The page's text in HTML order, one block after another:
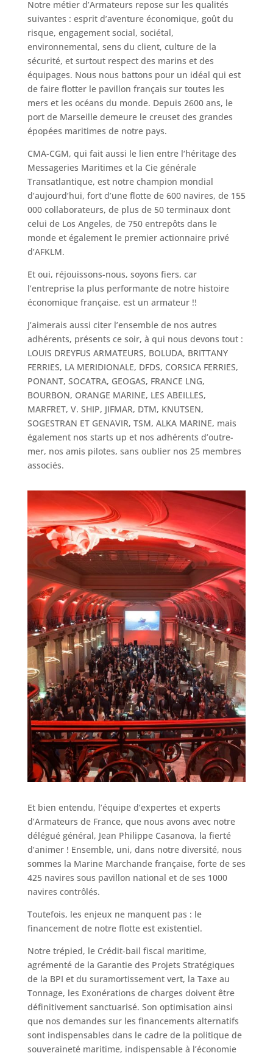
Notre métier d’Armateurs repose sur les qualités
suivantes : esprit d’aventure économique, goût du
risque, engagement social, sociétal,
environnemental, sens du client, culture de la
sécurité, et surtout respect des marins et des
équipages. Nous nous battons pour un idéal qui est
de faire flotter le pavillon français sur toutes les
mers et les océans du monde. Depuis 2600 ans, le
port de Marseille demeure le creuset des grandes
épopées maritimes de notre pays.
CMA-CGM, qui fait aussi le lien entre l‘héritage des
Messageries Maritimes et la Cie générale
Transatlantique, est notre champion mondial
d’aujourd’hui, fort d’une flotte de 600 navires, de 155
000 collaborateurs, de plus de 50 terminaux dont
celui de Los Angeles, de 750 entrepôts dans le
monde et également le premier actionnaire privé
d’AFKLM.
Et oui, réjouissons-nous, soyons fiers, car
l’entreprise la plus performante de notre histoire
économique française, est un armateur !!
J’aimerais aussi citer l’ensemble de nos autres
adhérents, présents ce soir, à qui nous devons tout :
LOUIS DREYFUS ARMATEURS, BOLUDA, BRITTANY
FERRIES, LA MERIDIONALE, DFDS, CORSICA FERRIES,
PONANT, SOCATRA, GEOGAS, FRANCE LNG,
BOURBON, ORANGE MARINE, LES ABEILLES,
MARFRET, V. SHIP, JIFMAR, DTM, KNUTSEN,
SOGESTRAN ET GENAVIR, TSM, ALKA MARINE, mais
également nos starts up et nos adhérents d’outre-
mer, nos amis pilotes, sans oublier nos 25 membres
associés.
Et bien entendu, l’équipe d’expertes et experts
d’Armateurs de France, que nous avons avec notre
délégué général, Jean Philippe Casanova, la fierté
d’animer ! Ensemble, uni, dans notre diversité, nous
sommes la Marine Marchande française, forte de ses
425 navires sous pavillon national et de ses 1000
navires contrôlés.
Toutefois, les enjeux ne manquent pas : le
financement de notre flotte est existentiel.
Notre trépied, le Crédit-bail fiscal maritime,
agrémenté de la Garantie des Projets Stratégiques
de la BPI et du suramortissement vert, la Taxe au
Tonnage, les Exonérations de charges doivent être
définitivement sanctuarisé. Son optimisation ainsi
que nos demandes sur les financements alternatifs
sont indispensables dans le cadre de la politique de
souveraineté maritime, indispensable à l’économie